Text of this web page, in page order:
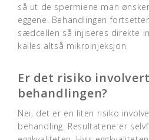
så ut de spermiene man
eggene. Behandlingen
sædcellen så injiseres direkte
kalles altså mikroinjeksjon.
Er det risiko
behandlingen?
Nei, det er en liten risiko
behandling. Resultatene er